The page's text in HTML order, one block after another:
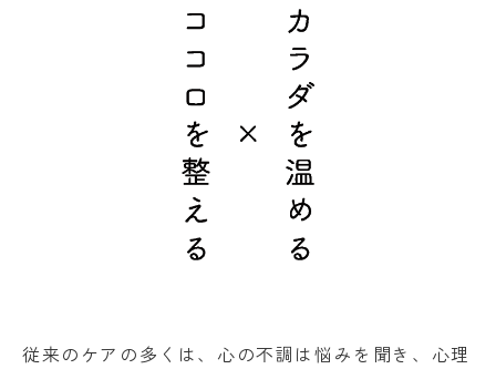
従来のケアの多くは、心の不調は悩みを聞き、心理